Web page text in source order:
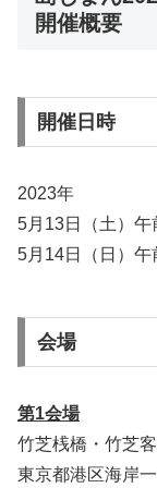
開催概要
開催日時
2023年
5月13日（土）
5月14日（日）
会場
第1会場
竹芝桟橋・竹芝
東京都港区海岸